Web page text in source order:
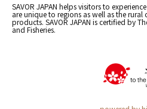
SAVOR JAPAN helps visitors to
are unique to regions as well as the
products. SAVOR JAPAN is certified by
and Fisheries.